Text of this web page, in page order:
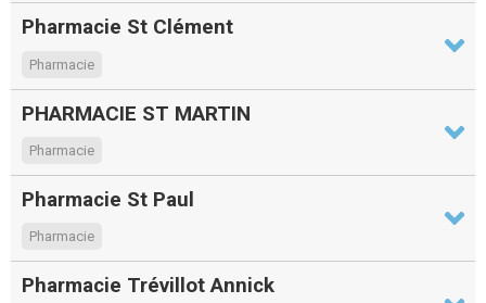
Pharmacie St Clément
Pharmacie
PHARMACIE ST MARTIN
Pharmacie
Pharmacie St Paul
Pharmacie
Pharmacie Trévillot Annick